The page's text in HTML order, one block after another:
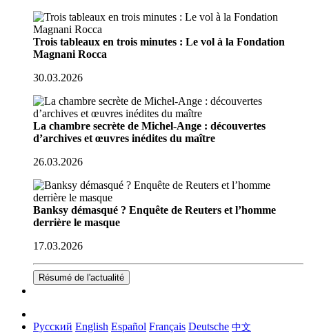
Trois tableaux en trois minutes : Le vol à la Fondation
Magnani Rocca
30.03.2026
La chambre secrète de Michel-Ange : découvertes
d’archives et œuvres inédites du maître
26.03.2026
Banksy démasqué ? Enquête de Reuters et l’homme
derrière le masque
17.03.2026
Résumé de l'actualité
Русский English Español Français Deutsche 中文